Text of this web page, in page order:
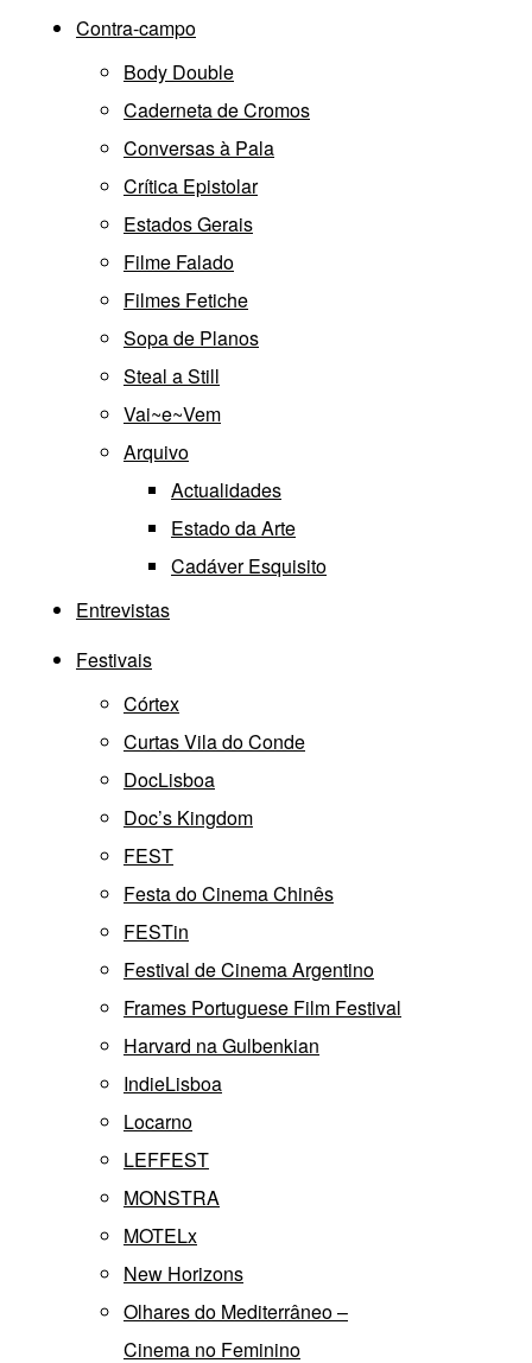
Contra-campo
Body Double
Caderneta de Cromos
Conversas à Pala
Crítica Epistolar
Estados Gerais
Filme Falado
Filmes Fetiche
Sopa de Planos
Steal a Still
Vai~e~Vem
Arquivo
Actualidades
Estado da Arte
Cadáver Esquisito
Entrevistas
Festivais
Córtex
Curtas Vila do Conde
DocLisboa
Doc’s Kingdom
FEST
Festa do Cinema Chinês
FESTin
Festival de Cinema Argentino
Frames Portuguese Film Festival
Harvard na Gulbenkian
IndieLisboa
Locarno
LEFFEST
MONSTRA
MOTELx
New Horizons
Olhares do Mediterrâneo –
Cinema no Feminino